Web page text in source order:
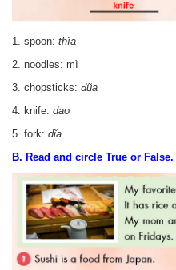
1. spoon: thìa
2. noodles: mì
3. chopsticks: đũa
4. knife: dao
5. fork: dĩa
B. Read and circle True or False.